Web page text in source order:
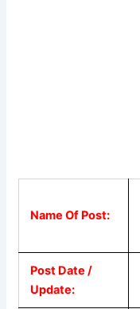
Name Of Post:
Post Date /
Update: